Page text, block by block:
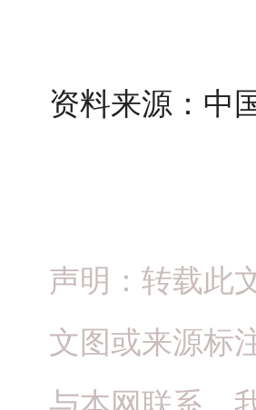
资料来源：中
声明：转载此
文图或来源标